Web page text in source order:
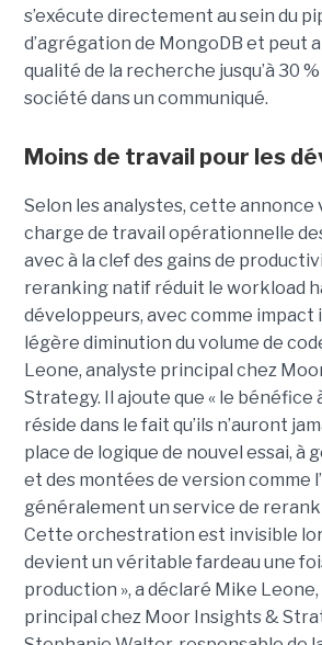
s’exécute directement au sein du
d’agrégation de MongoDB et peut
qualité de la recherche jusqu’à 30 %
société dans un communiqué.
Moins de travail pour les
Selon les analystes, cette annonce
charge de travail opérationnelle
avec à la clef des gains de
reranking natif réduit le workload
développeurs, avec comme impact
légère diminution du volume de
Leone, analyste principal chez
Strategy. Il ajoute que « le bénéfice
réside dans le fait qu’ils n’auront
place de logique de nouvel essai, à
et des montées de version comme
généralement un service de
Cette orchestration est invisible
devient un véritable fardeau une
production », a déclaré Mike
principal chez Moor Insights &